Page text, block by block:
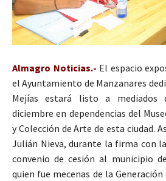
Almagro Noticias.- El espacio
el Ayuntamiento de Manzanares
Mejías estará listo a mediados
diciembre en dependencias del
y Colección de Arte de esta ciudad.
Julián Nieva, durante la firma con
convenio de cesión al municipio
quien fue mecenas de la